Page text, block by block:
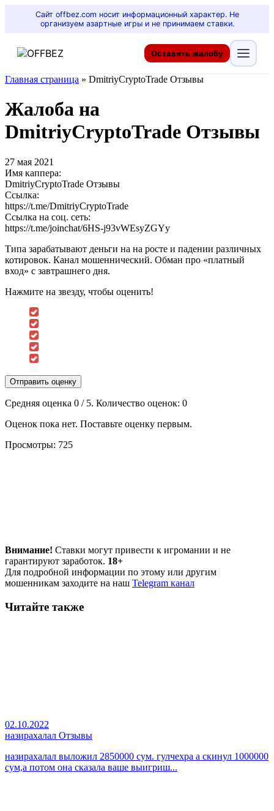
Сайт offbez.com носит информационный характер. Не
организуем азартные игры и не принимаем ставки.
Оставить жалобу
Главная страница » DmitriyCryptoTrade Отзывы
Жалоба на
DmitriyCryptoTrade Отзывы
27 мая 2021
Имя каппера:
DmitriyCryptoTrade Отзывы
Ссылка:
https://t.me/DmitriyCryptoTrade
Ссылка на соц. сеть:
https://t.me/joinchat/6HS-j93vWEsyZGYy
Типа зарабатывают деньги на на росте и падении различных
котировок. Канал мошеннический. Обман про «платный
вход» с завтрашнего дня.
Нажмите на звезду, чтобы оценить!
Отправить оценку
Средняя оценка 0 / 5. Количество оценок: 0
Оценок пока нет. Поставьте оценку первым.
Просмотры: 725
Внимание! Ставки могут привести к игромании и не
гарантируют заработок. 18+
Для подробной информации по этому или другим
мошенникам заходите на наш Telegram канал
Читайте также
02.10.2022
назирахалал Отзывы
назирахалал выложил 2850000 сум. гулчехра а скинул 1000000
сум,а потом она сказала ваше выигриш...